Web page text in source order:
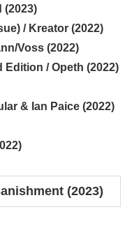
(2023)
/ Kreator (2022)
Voss (2022)
Edition / Opeth (2022)
& Ian Paice (2022)
(2023)